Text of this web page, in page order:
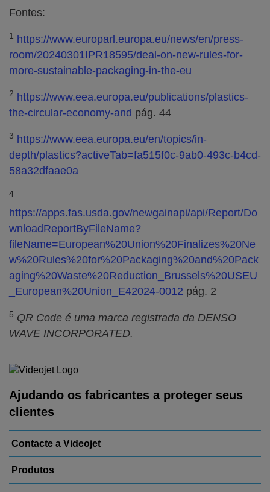
Fontes:
1 https://www.europarl.europa.eu/news/en/press-
room/20240301IPR18595/deal-on-new-rules-for-
more-sustainable-packaging-in-the-eu
2 https://www.eea.europa.eu/publications/plastics-
the-circular-economy-and pág. 44
3 https://www.eea.europa.eu/en/topics/in-
depth/plastics?activeTab=fa515f0c-9ab0-493c-b4cd-
58a32dfaae0a
4
https://apps.fas.usda.gov/newgainapi/api/Report/Do
wnloadReportByFileName?
fileName=European%20Union%20Finalizes%20Ne
w%20Rules%20for%20Packaging%20and%20Pack
aging%20Waste%20Reduction_Brussels%20USEU
_European%20Union_E42024-0012 pág. 2
5 QR Code é uma marca registrada da DENSO
WAVE INCORPORATED.
Ajudando os fabricantes a proteger seus
clientes
Contacte a Videojet
Produtos